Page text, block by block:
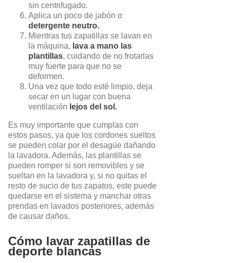
sin centrifugado.
Aplica un poco de jabón o
detergente neutro.
Mientras tus zapatillas se lavan en
la máquina, lava a mano las
plantillas, cuidando de no frotarlas
muy fuerte para que no se
deformen.
Una vez que todo esté limpio, deja
secar en un lugar con buena
ventilación lejos del sol.
Es muy importante que cumplas con
estos pasos, ya que los cordones sueltos
se pueden colar por el desagüe dañando
la lavadora. Además, las plantillas se
pueden romper si son removibles y se
sueltan en la lavadora y, si no quitas el
resto de sucio de tus zapatos, este puede
quedarse en el sistema y manchar otras
prendas en lavados posteriores, además
de causar daños.
Cómo lavar zapatillas de
deporte blancas